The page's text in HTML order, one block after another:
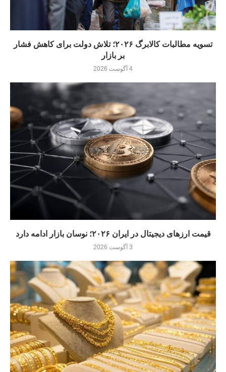
تسویه مطالبات کالابرگ ۲۰۲۶؛ تلاش دولت برای کاهش فشار
بر بازار
4 آگوست 2026
قیمت ارزهای دیجیتال در ایران ۲۰۲۶؛ نوسان بازار ادامه دارد
3 آگوست 2026